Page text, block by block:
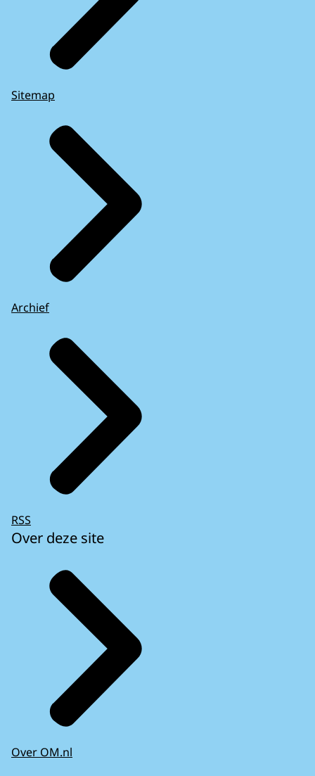
Sitemap
Archief
RSS
Over deze site
Over OM.nl